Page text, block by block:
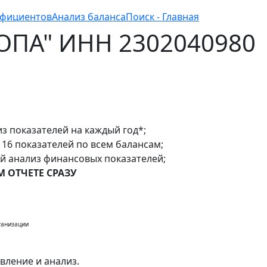
Поиск - Главная
Анализ баланса
ИНН 2302040980
показателей на каждый год*;
показателей по всем балансам;
анализ финансовых показателей;
СРАЗУ
и анализ.